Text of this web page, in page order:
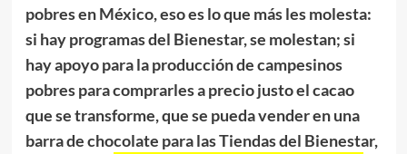
pobres en México, eso es lo que más les molesta:
si hay programas del Bienestar, se molestan; si
hay apoyo para la producción de campesinos
pobres para comprarles a precio justo el cacao
que se transforme, que se pueda vender en una
barra de chocolate para las Tiendas del Bienestar,